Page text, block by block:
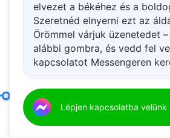
adományoznak, akkor –
megérdemlik-e vagy sem,
e vagy sem – megpróbálják
mindenki másnál
akcióba. Amikor arról
házában van egy elvégzendő
néhány piszkos és fárasztó
elvezet a békéhez és a
Szeretnéd elnyerni ezt az
Örömmel várjuk üzenetedet
alábbi gombra, és vedd fel
kapcsolatot Messengeren
Lépjen kapcsolatba velünk